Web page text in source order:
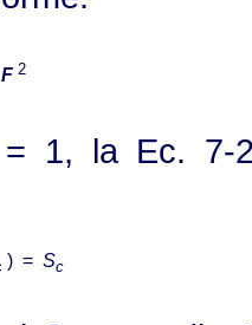
F 2
1, la Ec. 7-
) = Sc